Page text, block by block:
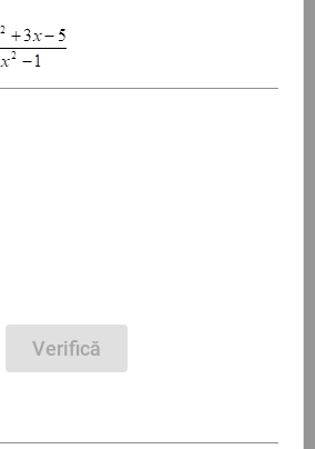
Verifică